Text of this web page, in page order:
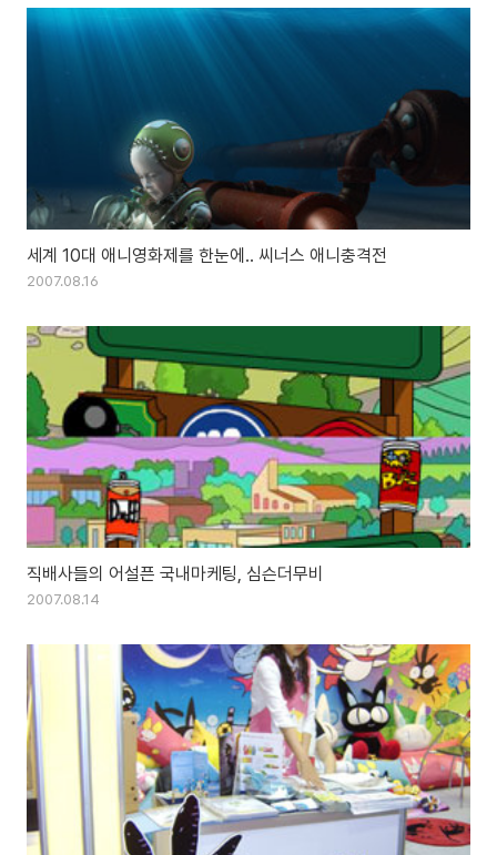
세계 10대 애니영화제를 한눈에.. 씨너스 애니충격전
2007.08.16
직배사들의 어설픈 국내마케팅, 심슨더무비
2007.08.14